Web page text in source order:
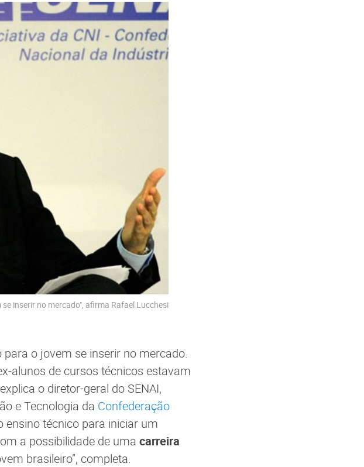
inserir no mercado", afirma Rafael Lucchesi
o jovem se inserir no mercado.
alunos de cursos técnicos estavam
o diretor-geral do SENAI,
e Tecnologia da Confederação
ensino técnico para iniciar um
a possibilidade de uma carreira
brasileiro”, completa.